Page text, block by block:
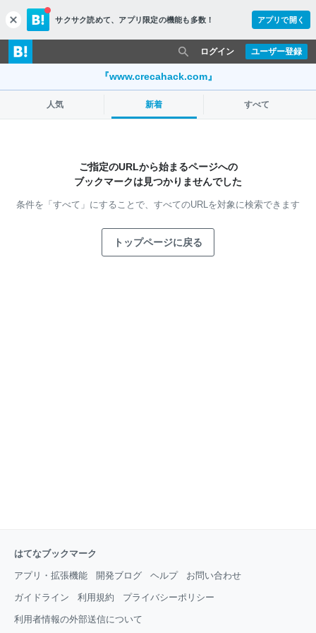
c
l
o
s
サクサク読めて、 アプリ限定の機能も多数！ アプリで開く
ユーザー登録
ログイン
『www.crecahack.com』
人気 新着 すべて
ご指定のURLから始まるページへの
ブックマークは見つかりませんでした
条件を「すべて」にすることで、 すべてのURLを対象に検索できます
トップページに戻る
はてなブックマーク
アプリ・拡張機能 開発ブログ ヘルプ お問い合わせ
ガイドライン 利用規約 プライバシーポリシー
利用者情報の外部送信について